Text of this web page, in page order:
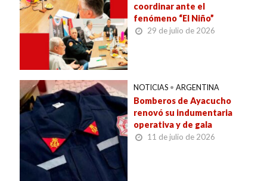
coordinar ante el
fenómeno “El Niño”
29 de julio de 2026
NOTICIAS • ARGENTINA
Bomberos de Ayacucho
renovó su indumentaria
operativa y de gala
11 de julio de 2026